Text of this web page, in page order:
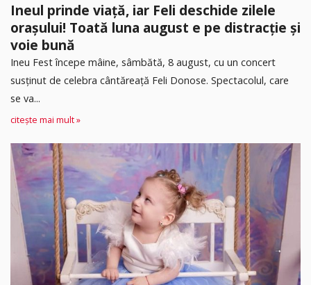
Ineul prinde viață, iar Feli deschide zilele
orașului! Toată luna august e pe distracție și
voie bună
Ineu Fest începe mâine, sâmbătă, 8 august, cu un concert
susținut de celebra cântăreață Feli Donose. Spectacolul, care
se va...
citește mai mult »